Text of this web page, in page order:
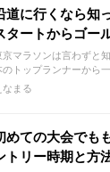
道に行くなら知
タートからゴー
京マラソンは言わずと
のトップランナーから
なまる
めての大会でも
トリー時期と方